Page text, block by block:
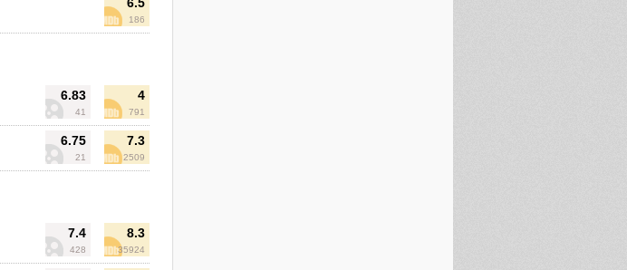
186
6.83
41
4
791
6.75
21
7.3
2509
7.4
428
8.3
35924